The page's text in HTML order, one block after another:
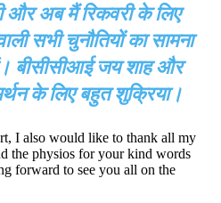
और अब मैं रिकवरी के लिए
सभी चुनौतियों का सामना
बीसीसीआई जय शाह और
के लिए बहुत शुक्रिया।
I also would like to thank all my
the physios for your kind words
forward to see you all on the